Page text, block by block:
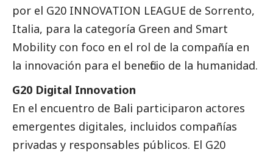
por el G20 INNOVATION LEAGUE de Sorrento,
Italia, para la categoría Green and Smart
Mobility con foco en el rol de la compañía en
la innovación para el beneficio de la humanidad.
G20 Digital Innovation
En el encuentro de Bali participaron actores
emergentes digitales, incluidos compañías
privadas y responsables públicos. El G20